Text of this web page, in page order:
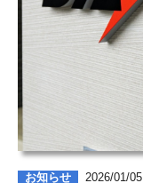
お知らせ 2026/01/05